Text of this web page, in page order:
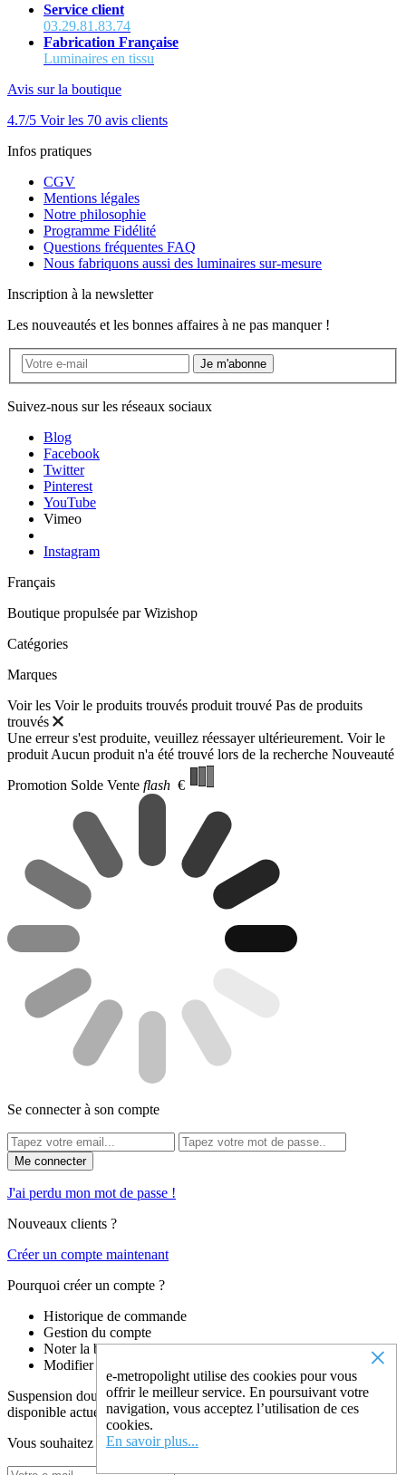
×
e-metropolight utilise des cookies pour vous
offrir le meilleur service. En poursuivant votre
navigation, vous acceptez l’utilisation de ces
cookies.
En savoir plus...
Service client
03.29.81.83.74
Fabrication Française
Luminaires en tissu
Avis sur la boutique
4.7/5 Voir les 70 avis clients
Infos pratiques
CGV
Mentions légales
Notre philosophie
Programme Fidélité
Questions fréquentes FAQ
Nous fabriquons aussi des luminaires sur-mesure
Inscription à la newsletter
Les nouveautés et les bonnes affaires à ne pas manquer !
Je m'abonne
Suivez-nous sur les réseaux sociaux
Blog
Facebook
Twitter
Pinterest
YouTube
Vimeo
Instagram
Français
Boutique propulsée parWizishop
Catégories
Marques
Voir les Voir le produits trouvés produit trouvé Pas de produits
trouvés
Une erreur s'est produite, veuillez réessayer ultérieurement. Voir le
produit Aucun produit n'a été trouvé lors de la recherche Nouveauté
Promotion Solde Vente flash €
Se connecter à son compte
Me connecter
J'ai perdu mon mot de passe !
Nouveaux clients ?
Créer un compte maintenant
Pourquoi créer un compte ?
Historique de commande
Gestion du compte
Noter la boutique
Modifier son mot de passe
Suspension double cylindre Club marron Ø 58 cm n'est plus
disponible actuellement.
Vous souhaitez recevoir un email dès que ce produit est en stock ?